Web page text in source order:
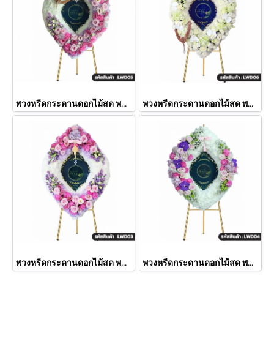
พวงหรีดกระดานดอกไม้สด พชรมาลา โทนสีขาว-ชมพู-ม่วงอ่อน (LWD05) พวงหรีดกระดานดอกไม้สด พชรมาลา โทนสีขาวล้วน (LWD06)
พวงหรีดกระดานดอกไม้สด พชรมาลา โทนสีขาว-ชมพู-ม่วง (LWD03) พวงหรีดกระดานดอกไม้สด พชรมาลา โทนสีขาว-ชมพู-ม่วงเข้ม ประดับแวนด้า (LWD04)